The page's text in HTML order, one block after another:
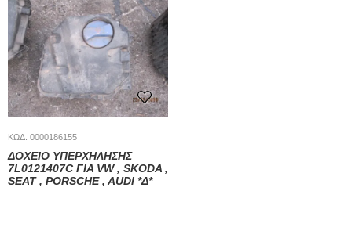
ΚΩΔ. 0000186155
ΔΟΧΕΙΟ ΥΠΕΡΧΗΛΗΣΗΣ
7L0121407C ΓΙΑ VW , SKODA ,
SEAT , PORSCHE , AUDI *Δ*